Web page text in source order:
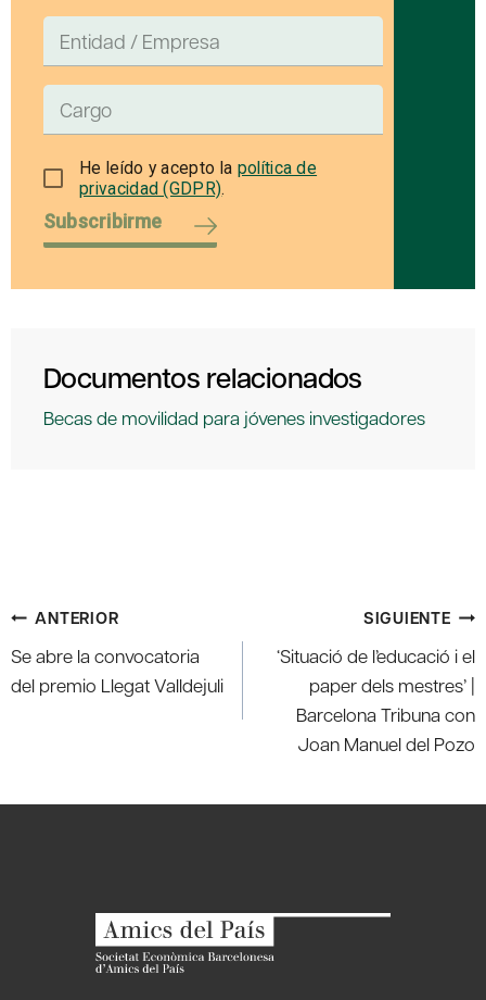
He leído y acepto la política de
privacidad (GDPR).
Subscribirme
Documentos relacionados
Becas de movilidad para jóvenes investigadores
Navegación
de
entradas
ANTERIOR
Se abre la convocatoria
del premio Llegat Valldejuli
SIGUIENTE
‘Situació de l’educació i el
paper dels mestres’ |
Barcelona Tribuna con
Joan Manuel del Pozo